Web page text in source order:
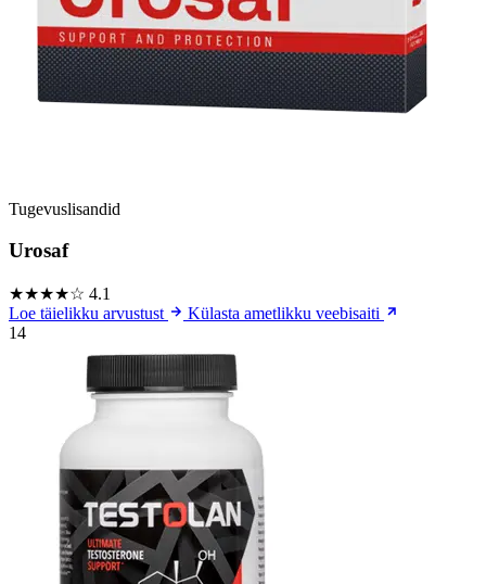
Tugevuslisandid
Urosaf
★★★★☆ 4.1
Loe täielikku arvustust
Külasta ametlikku veebisaiti
14